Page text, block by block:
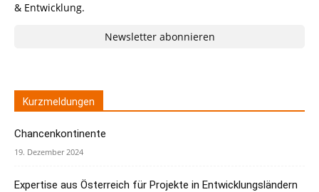
& Entwicklung.
Newsletter abonnieren
Kurzmeldungen
Chancenkontinente
19. Dezember 2024
Expertise aus Österreich für Projekte in Entwicklungsländern